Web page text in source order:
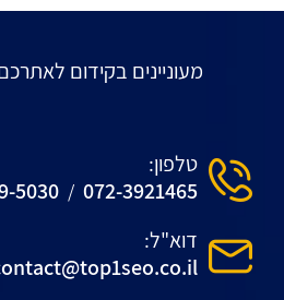
מעוניינים בקידום
טלפון:
072-3921465
/
5030
דוא"ל: